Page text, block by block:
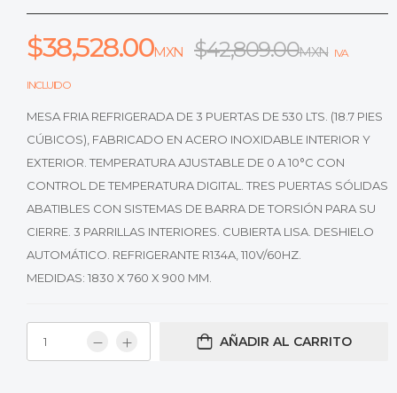
$38,528.00MXN $42,809.00MXN IVA
INCLUIDO
MESA FRIA REFRIGERADA DE 3 PUERTAS DE 530 LTS. (18.7 PIES
CÚBICOS), FABRICADO EN ACERO INOXIDABLE INTERIOR Y
EXTERIOR. TEMPERATURA AJUSTABLE DE 0 A 10°C CON
CONTROL DE TEMPERATURA DIGITAL. TRES PUERTAS SÓLIDAS
ABATIBLES CON SISTEMAS DE BARRA DE TORSIÓN PARA SU
CIERRE. 3 PARRILLAS INTERIORES. CUBIERTA LISA. DESHIELO
AUTOMÁTICO. REFRIGERANTE R134A, 110V/60HZ.
MEDIDAS: 1830 X 760 X 900 MM.
AÑADIR AL CARRITO